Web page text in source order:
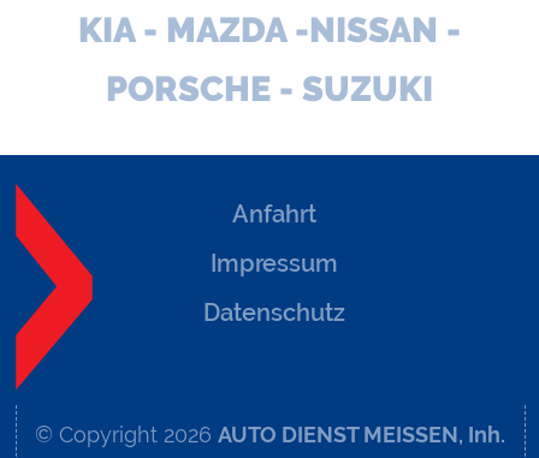
KIA - MAZDA -NISSAN -
PORSCHE - SUZUKI
Anfahrt
Impressum
Datenschutz
© Copyright 2026AUTO DIENST MEISSEN, Inh.